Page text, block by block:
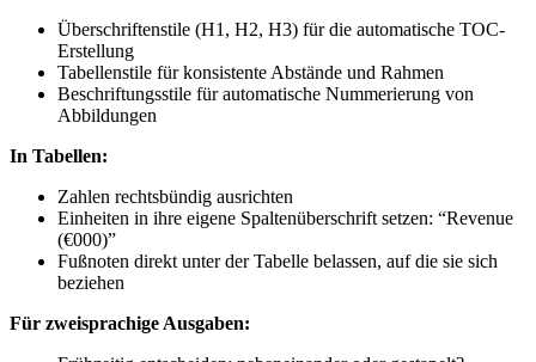
Überschriftenstile (H1, H2, H3) für die automatische TOC-
Erstellung
Tabellenstile für konsistente Abstände und Rahmen
Beschriftungsstile für automatische Nummerierung von
Abbildungen
In Tabellen:
Zahlen rechtsbündig ausrichten
Einheiten in ihre eigene Spaltenüberschrift setzen: “Revenue
(€000)”
Fußnoten direkt unter der Tabelle belassen, auf die sie sich
beziehen
Für zweisprachige Ausgaben: